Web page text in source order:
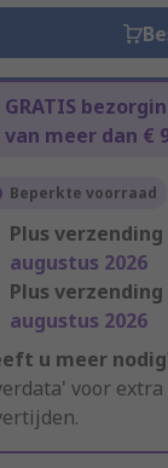
GRATIS
van meer dan €
Beperkte voorraad
Plus verzending
augustus 2026
Plus verzending
augustus 2026
u meer
voor